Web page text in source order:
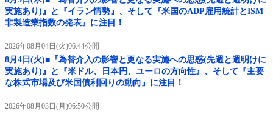
実施あり)』と『イラン情勢』、そして『米国のADP雇用統計とISM
非製造業指数の発表』に注目！
2026年08月04日(火)06:44公開
8月4日(火)■『為替介入の影響と更なる実施への思惑(先週と週明けに
実施あり)』と『米ドル、日本円、ユーロの方向性』、そして『主要
な株式市場及び米国債利回りの動向』に注目！
2026年08月03日(月)06:50公開